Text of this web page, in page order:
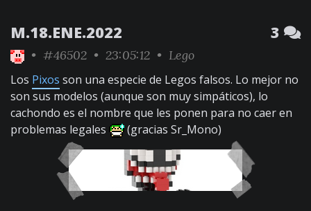
M.18.ENE.2022 3
• #46502 • 23:05:12 • Lego
Los Pixos son una especie de Legos falsos. Lo mejor no
son sus modelos (aunque son muy simpáticos), lo
cachondo es el nombre que les ponen para no caer en
problemas legales
(gracias Sr_Mono)